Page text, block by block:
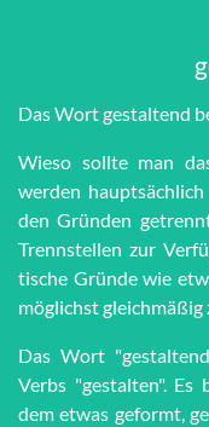
Das Wort ge­stal­tend
Wieso sollte man
werden
den Grün­den
Trenn­stel­len zur
tische Grün­de wie
möglichst gleich­mä­ßig
Das Wort
Verbs "gestalten". Es
dem etwas geformt,